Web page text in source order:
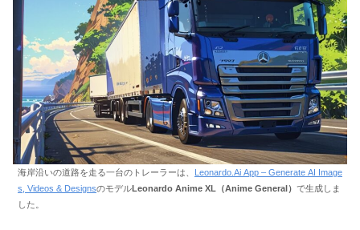
海岸沿いの道路を走る一台のトレーラーは、 Leonardo.Ai App – Generate AI Image
s, Videos & DesignsのモデルLeonardo Anime XL（Anime General） で生成しま
した。